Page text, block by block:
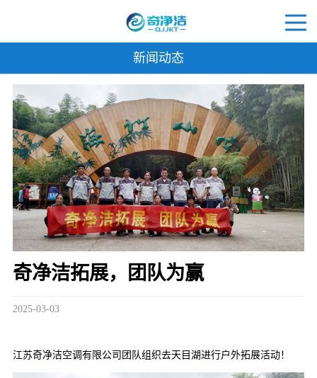
新闻动态
奇净洁拓展，团队为赢
2025-03-03
江苏奇净洁空调有限公司团队组织去天目湖进行户外拓展活动！